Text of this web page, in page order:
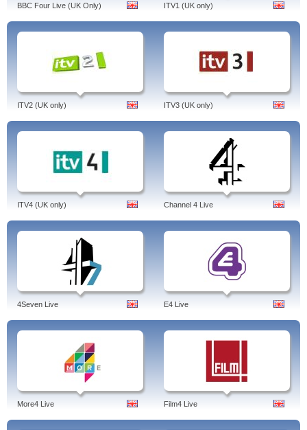
BBC Four Live (UK Only) ITV1 (UK only)
ITV2 (UK only) ITV3 (UK only)
ITV4 (UK only) Channel 4 Live
4Seven Live E4 Live
More4 Live Film4 Live